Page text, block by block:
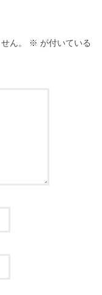
ん。 ※ が付いている